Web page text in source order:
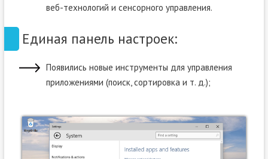
веб-технологий и сенсорного управления.
Единая панель настроек:
Появились новые инструменты для управления
приложениями (поиск, сортировка и т. д.);